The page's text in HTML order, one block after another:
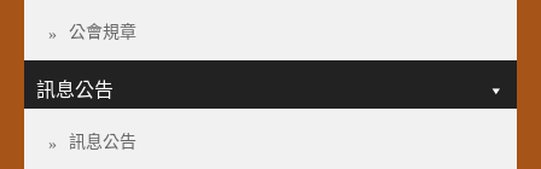
公會規章
訊息公告
訊息公告